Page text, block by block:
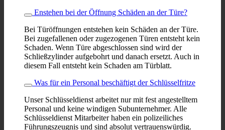
Enstehen bei der Öffnung Schäden an der Türe?
Bei Türöffnungen entstehen kein Schäden an der Türe.
Bei zugefallenen oder zugezogenen Türen entsteht kein
Schaden. Wenn Türe abgeschlossen sind wird der
Schließzylinder aufgebohrt und danach ersetzt. Auch in
diesem Fall entsteht kein Schaden am Türblatt.
Was für ein Personal beschäftigt der Schlüsselfritze
Unser Schlüsseldienst arbeitet nur mit fest angestelltem
Personal und keine windigen Subunternehmer. Alle
Schlüsseldienst Mitarbeiter haben ein polizeiliches
Führungszeugnis und sind absolut vertrauenswürdig.